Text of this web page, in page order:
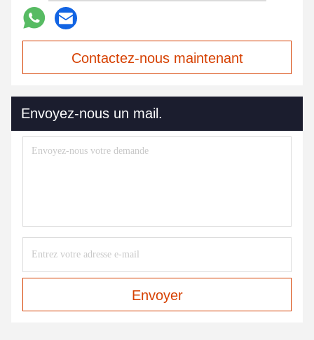
Contactez-nous maintenant
Envoyez-nous un mail.
Envoyer